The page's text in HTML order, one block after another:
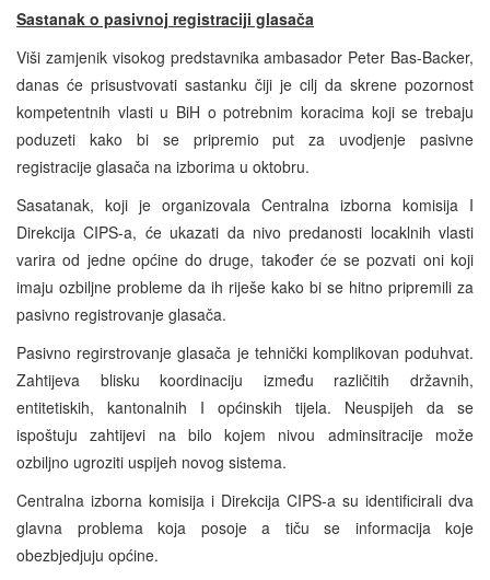
Sastanak o pasivnoj registraciji glasača
Viši zamjenik visokog predstavnika ambasador Peter Bas-Backer,
danas će prisustvovati sastanku čiji je cilj da skrene pozornost
kompetentnih vlasti u BiH o potrebnim koracima koji se trebaju
poduzeti kako bi se pripremio put za uvodjenje pasivne
registracije glasača na izborima u oktobru.
Sasatanak, koji je organizovala Centralna izborna komisija I
Direkcija CIPS-a, će ukazati da nivo predanosti locaklnih vlasti
varira od jedne općine do druge, također će se pozvati oni koji
imaju ozbiljne probleme da ih riješe kako bi se hitno pripremili za
pasivno registrovanje glasača.
Pasivno regirstrovanje glasača je tehnički komplikovan poduhvat.
Zahtijeva blisku koordinaciju između različitih državnih,
entitetiskih, kantonalnih I općinskih tijela. Neuspijeh da se
ispoštuju zahtijevi na bilo kojem nivou adminsitracije može
ozbiljno ugroziti uspijeh novog sistema.
Centralna izborna komisija i Direkcija CIPS-a su identificirali dva
glavna problema koja posoje a tiču se informacija koje
obezbjedjuju općine.